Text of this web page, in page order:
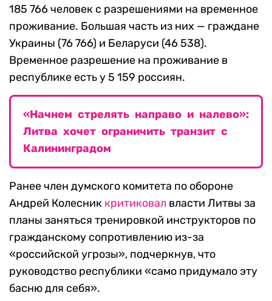
185 766 человек с разрешениями на временное
проживание. Большая часть из них — граждане
Украины (76 766) и Беларуси (46 538).
Временное разрешение на проживание в
республике есть у 5 159 россиян.
«Начнем стрелять направо и налево»:
Литва хочет ограничить транзит с
Калининградом
Ранее член думского комитета по обороне
Андрей Колесник критиковал власти Литвы за
планы заняться тренировкой инструкторов по
гражданскому сопротивлению из-за
«российской угрозы», подчеркнув, что
руководство республики «само придумало эту
басню для себя».